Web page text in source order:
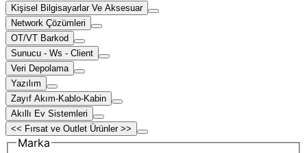
Kişisel Bilgisayarlar Ve Aksesuar
Network Çözümleri
OT/VT Barkod
Sunucu - Ws - Client
Veri Depolama
Yazılım
Zayıf Akım-Kablo-Kabin
Akıllı Ev Sistemleri
<< Fırsat ve Outlet Ürünler >>
Marka